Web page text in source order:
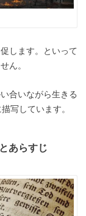
します。といって
ん。
合いながら生きる
写しています。
あらすじ